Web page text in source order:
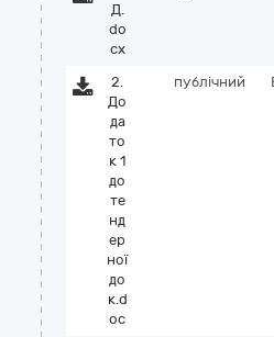
Д.
do
cx
2.
До
да
то
к 1
до
те
нд
ер
ної
до
к.d
oc
публічний